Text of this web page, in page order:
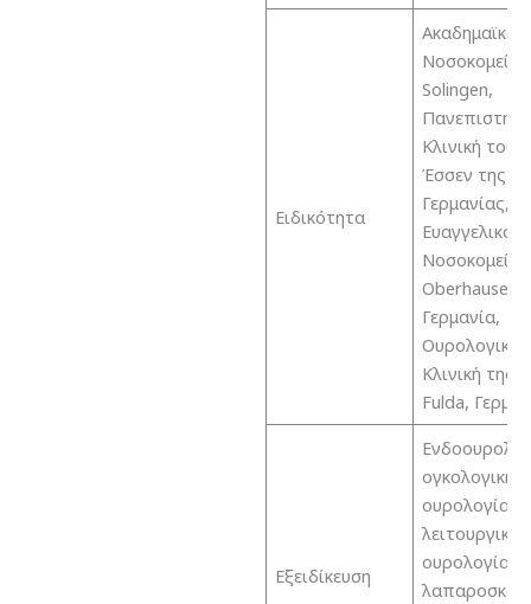
Ειδικότητα
Ακαδημαϊκό
Νοσοκομείο
Solingen,
Κλινική του
Έσσεν της
Γερμανίας,
Ευαγγελικό
Νοσοκομείο
Oberhausen,
Γερμανία,
Ουρολογική
Κλινική της
Fulda,
Εξειδίκευση
ογκολογική
ουρολογία,
λειτουργική
ουρολογία,